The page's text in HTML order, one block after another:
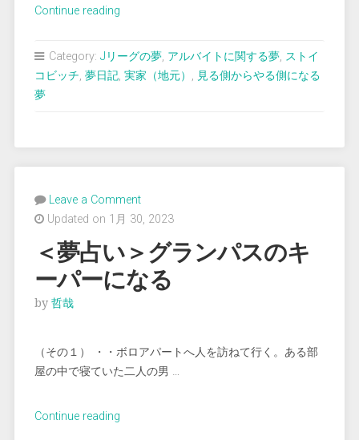
Continue reading“＜
い
ー
グ
試
合
プ
レ
得
点
る ”
Category: Jリーグの夢, アルバイトに関する夢, ストイ
コビッチ, 夢日記, 実家（地元） , 見る側からやる側になる
夢
Leave a Comment
Updated on 1月 30, 2023
＜夢占い＞グランパスのキ
ーパーになる
by 哲哉
（その１） ・・ボロアパートへ人を訪ねて行く。ある部
屋の中で寝ていた二人の男 …
Continue reading“＜